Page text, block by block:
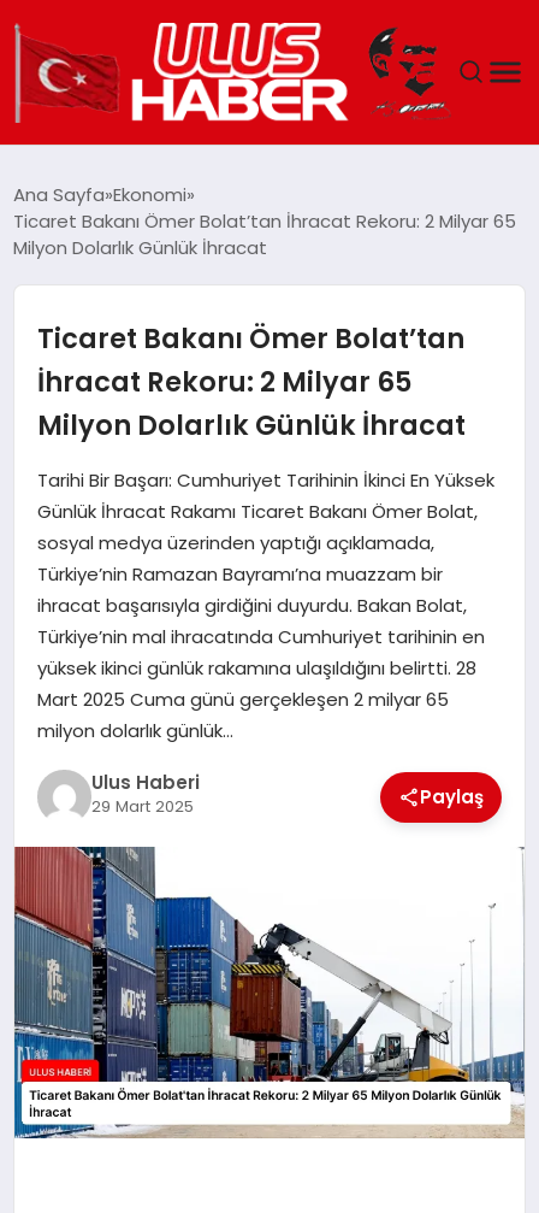
DÜNYA
SIYASET
TEKNOLOJI
EĞITIM
MAGAZIN
SPOR
YAŞAM
Ana Sayfa Ekonomi
Ticaret Bakanı Ömer Bolat’tan İhracat Rekoru: 2 Milyar 65
Milyon Dolarlık Günlük İhracat
Ticaret Bakanı Ömer Bolat’tan
İhracat Rekoru: 2 Milyar 65
Milyon Dolarlık Günlük İhracat
Tarihi Bir Başarı: Cumhuriyet Tarihinin İkinci En Yüksek
Günlük İhracat Rakamı Ticaret Bakanı Ömer Bolat,
sosyal medya üzerinden yaptığı açıklamada,
Türkiye’nin Ramazan Bayramı’na muazzam bir
ihracat başarısıyla girdiğini duyurdu. Bakan Bolat,
Türkiye’nin mal ihracatında Cumhuriyet tarihinin en
yüksek ikinci günlük rakamına ulaşıldığını belirtti. 28
Mart 2025 Cuma günü gerçekleşen 2 milyar 65
milyon dolarlık günlük…
Ulus Haberi
29 Mart 2025 Paylaş